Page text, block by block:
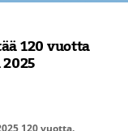
120 vuotta
120 vuotta.